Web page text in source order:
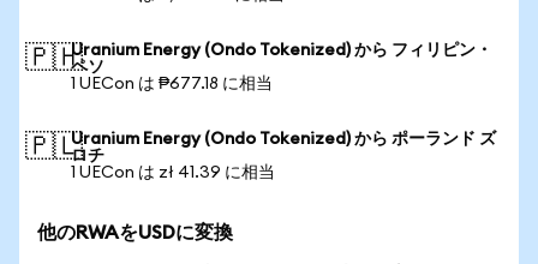
🇵🇭Uranium Energy (Ondo Tokenized) から フィリピン・
ペソ
1 UECon は ₱677.18 に相当
🇵🇱Uranium Energy (Ondo Tokenized) から ポーランド ズ
ロチ
1 UECon は zł 41.39 に相当
他のRWAをUSDに変換